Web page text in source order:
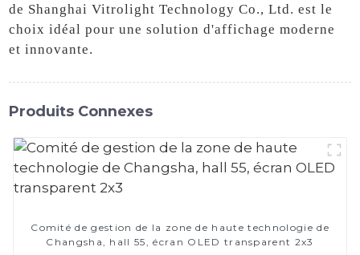
de Shanghai Vitrolight Technology Co., Ltd. est le
choix idéal pour une solution d'affichage moderne
et innovante.
Produits Connexes
Comité de gestion de la zone de haute technologie de
Changsha, hall 55, écran OLED transparent 2x3